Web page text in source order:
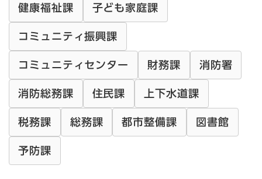
健康福祉課 子ども家庭課
コミュニティ振興課
コミュニティセンター 財務課 消防署
消防総務課 住民課 上下水道課
税務課 総務課 都市整備課 図書館
予防課